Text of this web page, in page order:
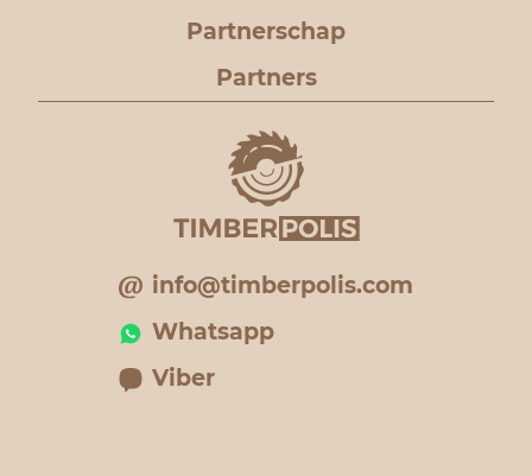
Partnerschap
Partners
info@timberpolis.com
Whatsapp
Viber